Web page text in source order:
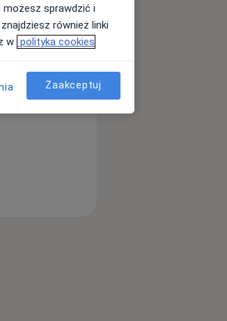
Wt,
11 Sie
Śr,
12 Sie
możesz sprawdzić i
również linki
w polityka cookies
Zaakceptuj